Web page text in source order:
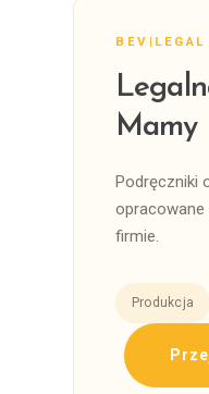
Mamy
Podręczniki
firmie.
Produkcja